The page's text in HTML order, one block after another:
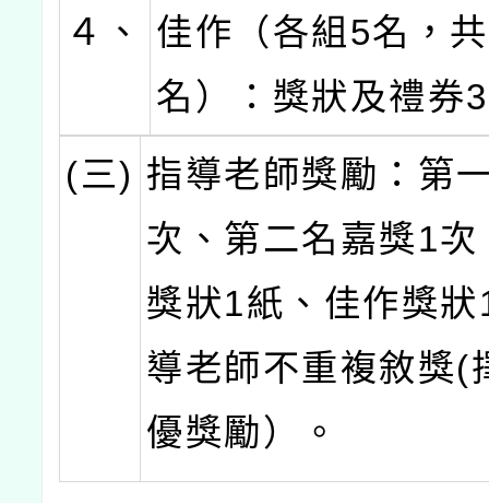
４、
佳作（各組5名，
名）：獎狀及禮券
(三) 指導老師獎勵：第
次、第二名嘉獎1
獎狀1紙、佳作獎
導老師不重複敘獎(
優獎勵）。